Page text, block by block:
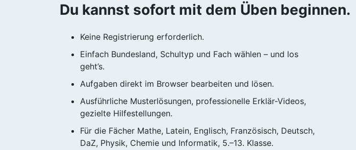
Du kannst sofort mit dem Üben beginnen.
Keine Registrierung erforderlich.
Einfach Bundesland, Schultyp und Fach wählen – und los
geht’s.
Aufgaben direkt im Browser bearbeiten und lösen.
Ausführliche Musterlösungen, professionelle Erklär-Videos,
gezielte Hilfestellungen.
Für die Fächer Mathe, Latein, Englisch, Französisch, Deutsch,
DaZ, Physik, Chemie und Informatik, 5.–13. Klasse.